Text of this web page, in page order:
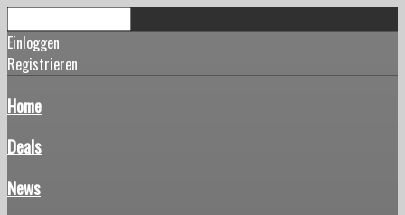
Einloggen
Registrieren
Home
Deals
News